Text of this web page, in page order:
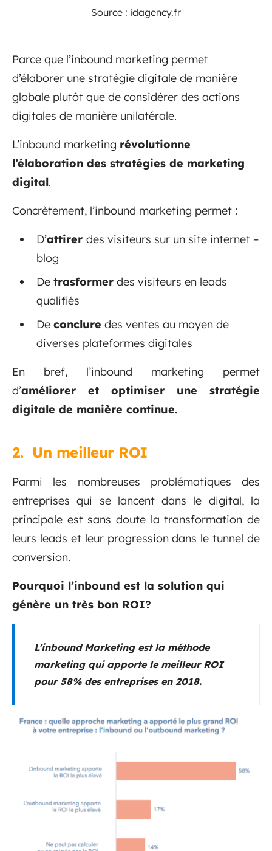
Source : idagency.fr
Parce que l’inbound marketing permet
d’élaborer une stratégie digitale de manière
globale plutôt que de considérer des actions
digitales de manière unilatérale.
L’inbound marketing révolutionne
l’élaboration des stratégies de marketing
digital.
Concrètement, l’inbound marketing permet :
D’attirer des visiteurs sur un site internet –
blog
De trasformer des visiteurs en leads
qualifiés
De conclure des ventes au moyen de
diverses plateformes digitales
En bref, l’inbound marketing permet
d’améliorer et optimiser une stratégie
digitale de manière continue.
2. Un meilleur ROI
Parmi les nombreuses problématiques des
entreprises qui se lancent dans le digital, la
principale est sans doute la transformation de
leurs leads et leur progression dans le tunnel de
conversion.
Pourquoi l’inbound est la solution qui
génère un très bon ROI?
L’inbound Marketing est la méthode
marketing qui apporte le meilleur ROI
pour 58% des entreprises en 2018.